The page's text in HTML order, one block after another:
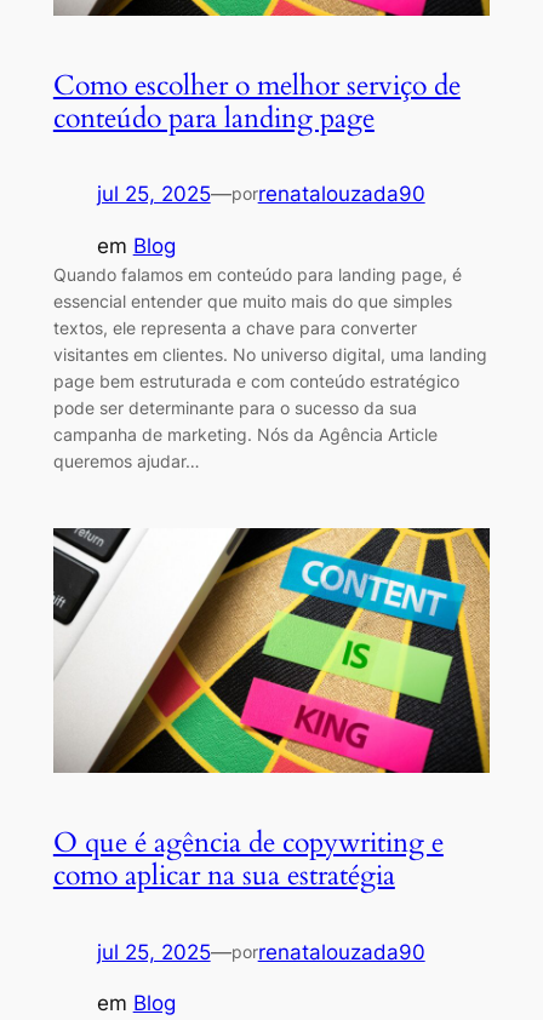
Como escolher o melhor serviço de
conteúdo para landing page
jul 25, 2025—porrenatalouzada90
em Blog
Quando falamos em conteúdo para landing page, é
essencial entender que muito mais do que simples
textos, ele representa a chave para converter
visitantes em clientes. No universo digital, uma landing
page bem estruturada e com conteúdo estratégico
pode ser determinante para o sucesso da sua
campanha de marketing. Nós da Agência Article
queremos ajudar…
O que é agência de copywriting e
como aplicar na sua estratégia
jul 25, 2025—porrenatalouzada90
em Blog